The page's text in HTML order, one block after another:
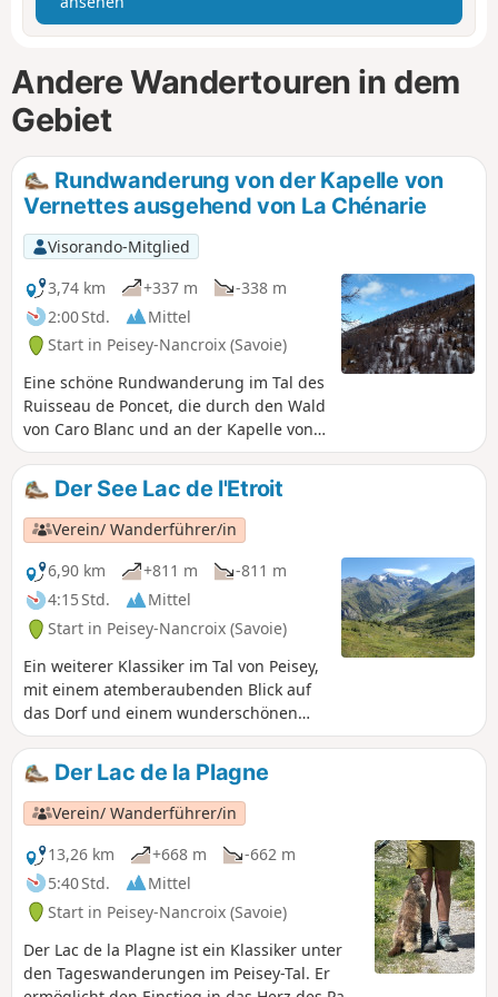
Andere Wandertouren in dem
Gebiet
Rundwanderung von der Kapelle von
Vernettes ausgehend von La Chénarie
Visorando-Mitglied
3,74 km
+337 m
-338 m
2:00 Std.
Mittel
Start in Peisey-Nancroix (Savoie)
Eine schöne Rundwanderung im Tal des
Ruisseau de Poncet, die durch den Wald
von Caro Blanc und an der Kapelle von
Vernettes vorbeiführt. Ein paar etwas
steile Aufstiege, aber auf halber Strecke
erwartet Sie eine sehr schöne Aussicht.
Der See Lac de l'Etroit
Verein/ Wanderführer/in
6,90 km
+811 m
-811 m
4:15 Std.
Mittel
Start in Peisey-Nancroix (Savoie)
Ein weiterer Klassiker im Tal von Peisey,
mit einem atemberaubenden Blick auf
das Dorf und einem wunderschönen
Panorama auf den Mont Pourri. Die
Route ist steil und etwas luftig, aber es
ist möglich, auf dem Rückweg die
Abstiegsroute zu nehmen.
Der Lac de la Plagne
Verein/ Wanderführer/in
13,26 km
+668 m
-662 m
5:40 Std.
Mittel
Start in Peisey-Nancroix (Savoie)
Der Lac de la Plagne ist ein Klassiker unter
den Tageswanderungen im Peisey-Tal. Er